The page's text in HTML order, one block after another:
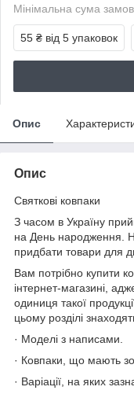
Мінімальна сума
55 ₴ від 5 упаковок
Опис
Опис
Святкові ковпаки
З часом в Україну
на День народження.
придбати товари для
Вам потрібно купити
інтернет-магазині,
одиниця такої
цьому розділі
· Моделі з написами.
· Ковпаки, що мають
· Варіації, на яких